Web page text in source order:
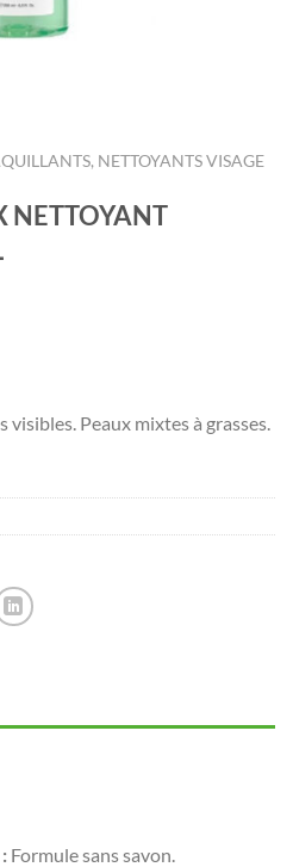
NETTOYANTS VISAGE
NETTOYANT
visibles. Peaux mixtes à grasses.
Formule sans savon.